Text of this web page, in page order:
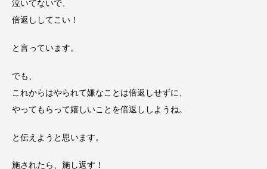
泣いてないで、
倍返ししてこい！
と言っています。
でも、
これからはやられて嫌なことは倍返しせずに、
やってもらって嬉しいことを倍返ししようね。
と伝えようと思います。
施されたら、施し返す！